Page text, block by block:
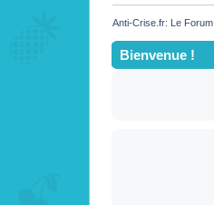
Anti-Crise.fr: Le Forum
Bienvenue !